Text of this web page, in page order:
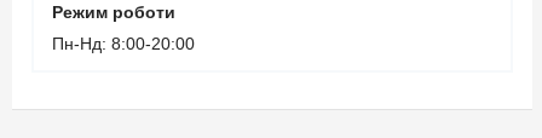
Режим роботи
Пн-Нд: 8:00-20:00